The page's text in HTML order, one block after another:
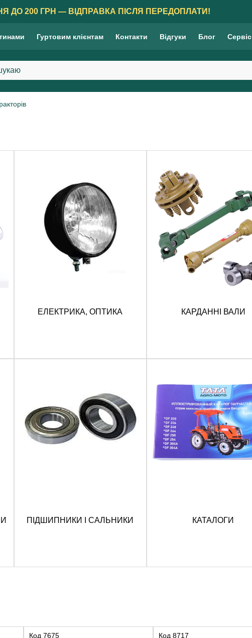
ДО 200 ГРН — ВІДПРАВКА ПІСЛЯ ПЕРЕДОПЛАТИ!
Гуртовим клієнтам Контакти Відгуки Блог Сервіс
ЕЛЕКТРИКА, ОПТИКА КАРДАННІ ВАЛИ
ПІДШИПНИКИ І САЛЬНИКИ КАТАЛОГИ
Код 7675 Код 8717